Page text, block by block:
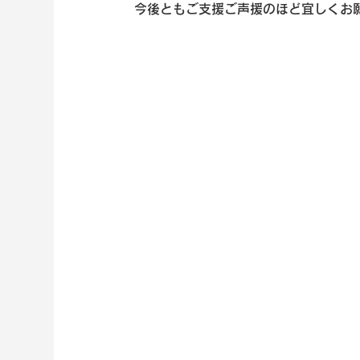
今後ともご支援ご声援のほど宜しくお